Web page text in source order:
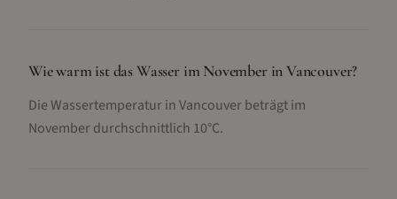
Wie warm ist das Wasser im November in Vancouver?
Die Wassertemperatur in Vancouver beträgt im
November durchschnittlich 10°C.